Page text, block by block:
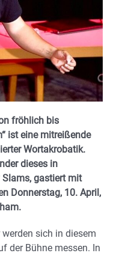
fröhlich bis
ist eine mitreißende
Wortakrobatik.
dieses in
Slams, gastiert mit
Donnerstag, 10. April,
sich in diesem
der Bühne messen. In